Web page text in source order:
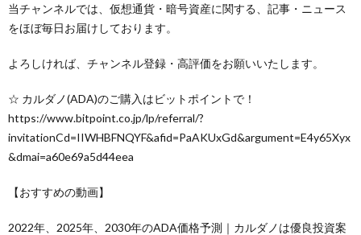
当チャンネルでは、仮想通貨・暗号資産に関する、記事・ニュース
をほぼ毎日お届けしております。
よろしければ、チャンネル登録・高評価をお願いいたします。
☆ カルダノ(ADA)のご購入はビットポイントで！
https://www.bitpoint.co.jp/lp/referral/?
invitationCd=IIWHBFNQYF&afid=PaAKUxGd&argument=E4y65Xyx
&dmai=a60e69a5d44eea
【おすすめの動画】
2022年、2025年、2030年のADA価格予測｜カルダノは優良投資案